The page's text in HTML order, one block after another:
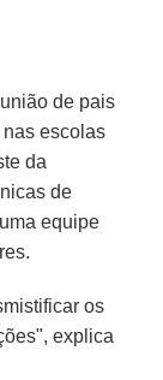
de pais
escolas
da
de
equipe
os
explica